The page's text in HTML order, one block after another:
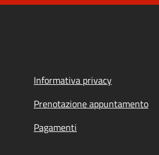
Informativa privacy
Prenotazione appuntamento
Pagamenti